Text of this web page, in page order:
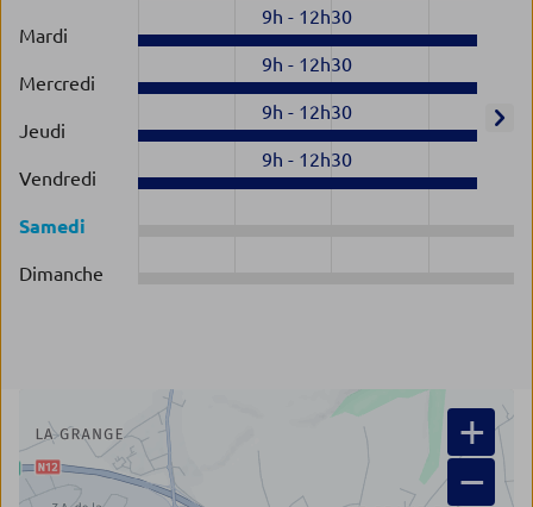
Mardi
9h - 12h30
Mercredi
9h - 12h30
Jeudi
9h - 12h30
Vendredi
9h - 12h30
Samedi
Dimanche
+
−